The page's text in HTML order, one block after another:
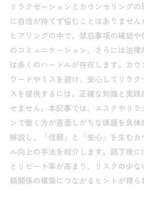
リラクゼーションとカウンセリング
に自信が持てず悩むことはありませ
ヒアリングの中で、禁忌事項の確認
のコミュニケーション、さらには法
は多くのハードルが存在します。カウ
ワードやミスを避け、安心してリラ
スを提供するには、正確な知識と実
せません。本記事では、エステやリラ
ンで働く方が直面しがちな課題を具
解説し、「信頼」と「安心」を生むカ
ル向上の手法を紹介します。読了後
とリピート率が高まり、リスクの少
頼関係の構築につながるヒントが得ら